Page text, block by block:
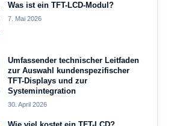
Was ist ein TFT-LCD-Modul?
7. Mai 2026
Umfassender technischer Leitfaden
zur Auswahl kundenspezifischer
TFT-Displays und zur
Systemintegration
30. April 2026